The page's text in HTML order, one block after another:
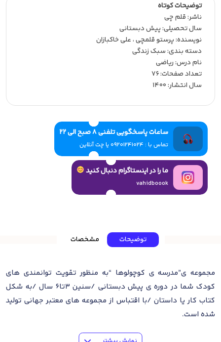
توضیحات کوتاه
ناشر:‌ قلم چی
سال تحصیلی:‌ پیش دبستانی
نویسنده:‌ پرستو قلمچی ، علی خاکبازان
دسته بندی: سبک زندگی
نام درس: ریاضی
تعداد صفحات:‌ 76
سال انتشار:‌ 1400
ساعات پاسخگویی تلفنی 8 صبح الی 22
تماس با : 09201241024 یا چت آنلاین
ما را در اینستاگرام دنبال کنید
vahidboook
توضیحات مشخصات
مجموعه ی”مدرسه ی کوچولوها “به منظور تقویت توانمندی های
کودک شما در دوره ی پیش دبستانی /سنین 3تا6 سال /به شکل
کتاب کار یا داستان /با اقتباس از مجموعه های معتبر جهانی تولید
شده است.